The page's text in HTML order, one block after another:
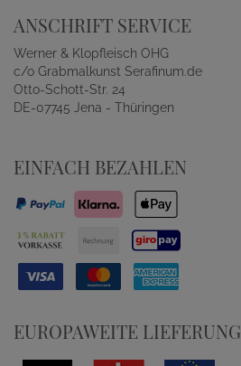
ANSCHRIFT SERVICE
Werner & Klopfleisch OHG
c/o Grabmalkunst Serafinum.de
Otto-Schott-Str. 24
DE-07745 Jena - Thüringen
EINFACH BEZAHLEN
EUROPAWEITE LIEFERUNG